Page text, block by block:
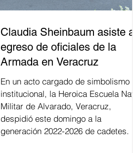
Claudia Sheinbaum asiste a
egreso de oficiales de la
Armada en Veracruz
En un acto cargado de simbolismo
institucional, la Heroica Escuela Naval
Militar de Alvarado, Veracruz,
despidió este domingo a la
generación 2022-2026 de cadetes.